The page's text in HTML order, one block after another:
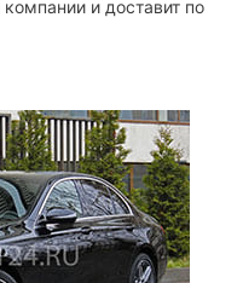
компании и доставит по